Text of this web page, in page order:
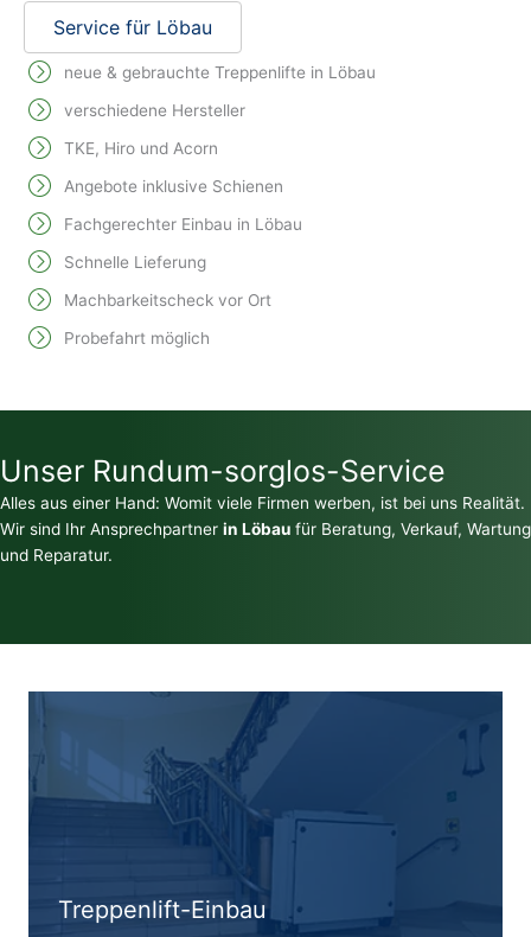
Service für Löbau
neue & gebrauchte Treppenlifte in Löbau
verschiedene Hersteller
TKE, Hiro und Acorn
Angebote inklusive Schienen
Fachgerechter Einbau in Löbau
Schnelle Lieferung
Machbarkeitscheck vor Ort
Probefahrt möglich
Unser Rundum-sorglos-Service
Alles aus einer Hand: Womit viele Firmen werben, ist bei uns Realität.
Wir sind Ihr Ansprechpartner in Löbau für Beratung, Verkauf, Wartung
und Reparatur.
Treppenlift-Einbau